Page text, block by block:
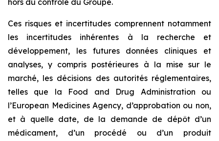
hors du contrôle du Groupe.
Ces risques et incertitudes comprennent notamment
les incertitudes inhérentes à la recherche et
développement, les futures données cliniques et
analyses, y compris postérieures à la mise sur le
marché, les décisions des autorités réglementaires,
telles que la Food and Drug Administration ou
l’European Medicines Agency, d’approbation ou non,
et à quelle date, de la demande de dépôt d’un
médicament, d’un procédé ou d’un produit